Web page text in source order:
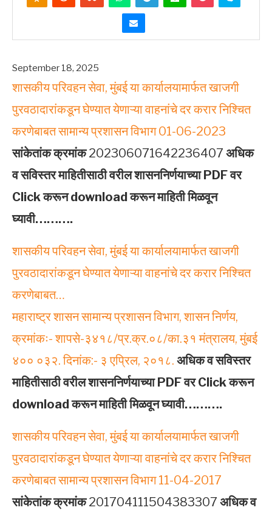
September 18, 2025
शासकीय परिवहन सेवा, मुंबई या कार्यालयामार्फत खाजगी
पुरवठादारांकडून घेण्यात येणाऱ्या वाहनांचे दर करार निश्चित
करणेबाबत सामान्य प्रशासन विभाग 01-06-2023
सांकेतांक क्रमांक202306071642236407 अधिक
व सविस्तर माहितीसाठी वरील शासननिर्णयाच्या PDF वर
Click करून download करून माहिती मिळवून
घ्यावी……….
शासकीय परिवहन सेवा, मुंबई या कार्यालयामार्फत खाजगी
पुरवठादारांकडून घेण्यात येणाऱ्या वाहनांचे दर करार निश्चित
करणेबाबत…
महाराष्ट्र शासन सामान्य प्रशासन विभाग, शासन निर्णय,
क्रमांकः- शापसे-३४१८/प्र.क्र.०८/का.३१ मंत्रालय, मुंबई
४०० ०३२. दिनांक:- ३ एप्रिल, २०१८. अधिक व सविस्तर
माहितीसाठी वरील शासननिर्णयाच्या PDF वर Click करून
download करून माहिती मिळवून घ्यावी……….
शासकीय परिवहन सेवा, मुंबई या कार्यालयामार्फत खाजगी
पुरवठादारांकडून घेण्यात येणाऱ्या वाहनांचे दर करार निश्चित
करणेबाबत सामान्य प्रशासन विभाग 11-04-2017
सांकेतांक क्रमांक201704111504383307 अधिक व